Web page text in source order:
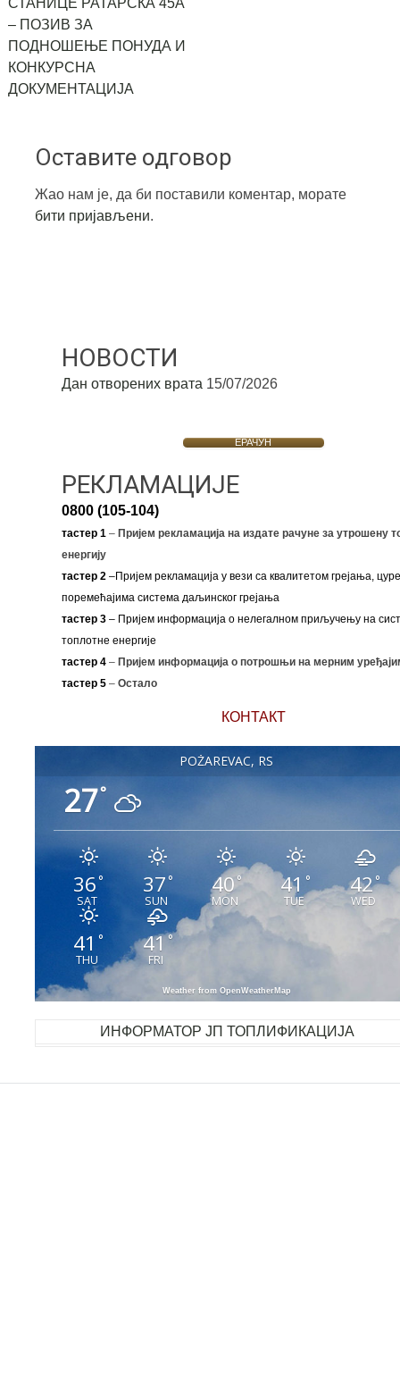
СТАНИЦЕ РАТАРСКА 45А
– ПОЗИВ ЗА
ПОДНОШЕЊЕ ПОНУДА И
КОНКУРСНА
ДОКУМЕНТАЦИЈА
Оставите одговор
Жао нам је, да би поставили коментар, морате
бити пријављени.
НОВОСТИ
Дан отворених врата 15/07/2026
ЕРАЧУН
РЕКЛАМАЦИЈЕ
0800 (105-104)
тастер 1–Пријем рекламација на издате рачуне за утрошену
енергију
тастер 2–Пријем рекламација у вези са квалитетом грејања,
поремећајима система даљинског грејања
тастер 3– Пријем информација о нелегалном приључењу на
топлотне енергије
тастер 4 – Пријем информација о потрошњи на мерним
тастер 5 – Остало
КОНТАКТ
POŽAREVAC, RS
27°
36°
SAT
37 °
SUN
40°
MON
41 °
TUE
42°
WED
41 °
THU
41°
FRI
Weather from OpenWeatherMap
ИНФОРМАТОР ЈП ТОПЛИФИКАЦИЈА